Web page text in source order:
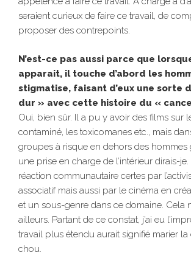
seraient curieux de faire ce travail, de
proposer des contrepoints.
N’est-ce pas aussi parce que
apparait, il touche d’abord les
stigmatise, faisant d’eux une sorte
dur » avec cette histoire du «
Oui, bien sûr. Il a pu y avoir des films sur
contaminé, les toxicomanes etc., mais
groupes à risque en dehors des hommes
une prise en charge de l’intérieur dirais-
réaction communautaire certes par
associatif mais aussi par le cinéma en
et un sous-genre dans ce domaine. Cela
ailleurs. Partant de ce constat, j’ai eu
travail plus étendu aurait signifié marier la
chou.